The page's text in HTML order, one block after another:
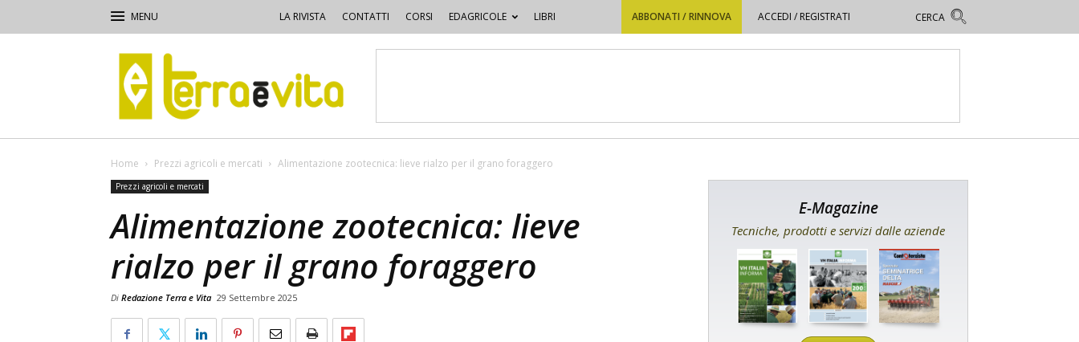
LA RIVISTA CONTATTI CORSI EDAGRICOLE LIBRI ABBONATI / RINNOVA ACCEDI / REGISTRATI
Terra
e
Vita
Home Prezzi agricoli e mercati Alimentazione zootecnica: lieve rialzo per il grano foraggero
Prezzi agricoli e mercati
Alimentazione zootecnica: lieve
rialzo per il grano foraggero
Di Redazione Terra e Vita 29 Settembre 2025
E-Magazine
Tecniche, prodotti e servizi dalle aziende